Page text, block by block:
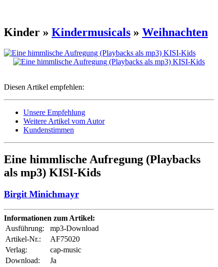
Kinder » Kindermusicals » Weihnachten
Diesen Artikel empfehlen:
Unsere Empfehlung
Weitere Artikel vom Autor
Kundenstimmen
Eine himmlische Aufregung (Playbacks
als mp3) KISI-Kids
Birgit Minichmayr
Informationen zum Artikel:
Ausführung:
mp3-Download
Artikel-Nr.:
AF75020
Verlag:
cap-music
Download:
Ja